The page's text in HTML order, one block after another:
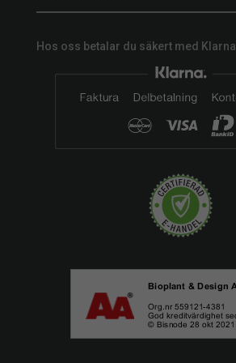
Hos oss betalar du säkert med Klarna.